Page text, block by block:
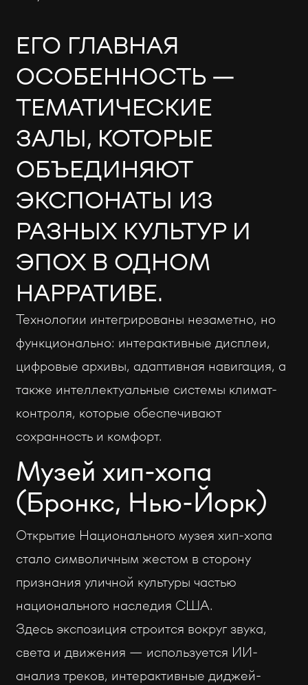
ЕГО ГЛАВНАЯ
ОСОБЕННОСТЬ —
ТЕМАТИЧЕСКИЕ
ЗАЛЫ, КОТОРЫЕ
ОБЪЕДИНЯЮТ
ЭКСПОНАТЫ ИЗ
РАЗНЫХ КУЛЬТУР И
ЭПОХ В ОДНОМ
НАРРАТИВЕ.
Технологии интегрированы незаметно, но
функционально: интерактивные дисплеи,
цифровые архивы, адаптивная навигация, а
также интеллектуальные системы климат-
контроля, которые обеспечивают
сохранность и комфорт.
Музей хип-хопа
(Бронкс, Нью-Йорк)
Открытие Национального музея хип-хопа
стало символичным жестом в сторону
признания уличной культуры частью
национального наследия США.
Здесь экспозиция строится вокруг звука,
света и движения — используется ИИ-
анализ треков, интерактивные диджей-